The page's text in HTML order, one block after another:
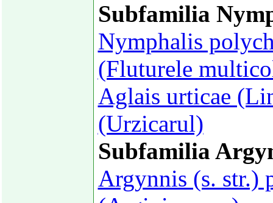
Subfamilia
Nymphalis
(Fluturele
Aglais urticae
(Urzicarul)
Subfamilia
Argynnis (s. str.)